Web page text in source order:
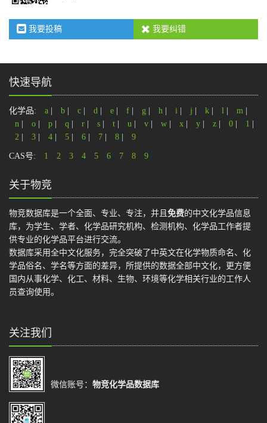
我要投稿 我要纠错
快速导航
化学品: a b c d e f g h i j k l m
n
o p q r s t u v w x y z 0 1
2
3 4 5 6 7 8 9
CAS号: 1 2 3 4 5 6 7 8 9
关于物竞
物竞数据库是一个全面、专业、专注，并且 免费的中文化学品信息
库，为学生、学者、化学品研究机构、检测机构、化学品工作者提
供专业的化学品平台进行交流。
数据库采用全中文化服务，完全突破了中英文在化学物质命名、化
学品俗名、学名等方面的差异，所提供的数据全部中文化，更方便
国内从事化学、化工、材料、生物、环境等化学相关行业的工作人
员查询使用。
关注我们
微信账号： 物竞化学品数据库